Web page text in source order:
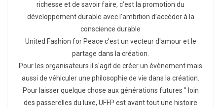
richesse et de savoir faire, c’est la promotion du
développement durable avec l’ambition d’accéder à la
conscience durable
United Fashion for Peace c’est un vecteur d'amour et le
partage dans la création.
Pour les organisateurs il s'agit de créer un évènement mais
aussi de véhiculer une philosophie de vie dans la création.
Pour laisser quelque chose aux générations futures " loin
des passerelles du luxe, UFFP est avant tout une histoire